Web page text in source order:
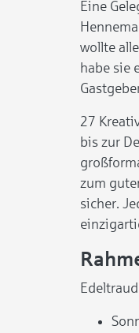
Eine
wollte
habe sie
27
bis zur
zum
sicher.